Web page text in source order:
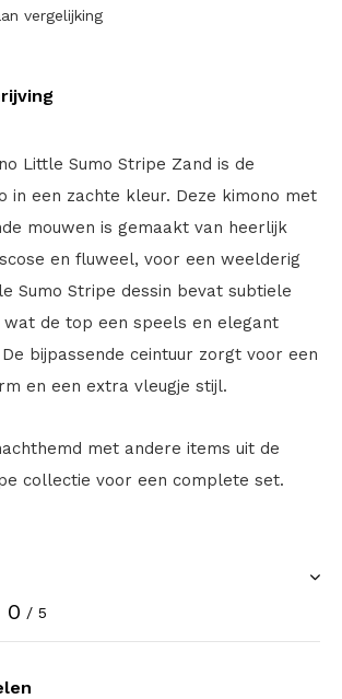
vergelijking
Little Sumo Stripe Zand is de
in een zachte kleur. Deze kimono met
mouwen is gemaakt van heerlijk
en fluweel, voor een weelderig
Sumo Stripe dessin bevat subtiele
de top een speels en elegant
bijpassende ceintuur zorgt voor een
en een extra vleugje stijl.
met andere items uit de
collectie voor een complete set.
0 / 5